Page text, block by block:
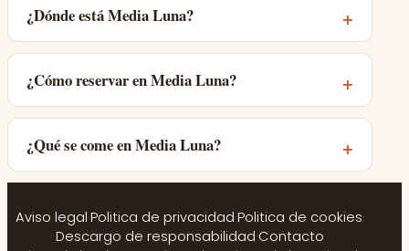
¿Dónde está Media Luna?
¿Cómo reservar en Media Luna?
¿Qué se come en Media Luna?
Aviso legal·Politica de privacidad·Politica de cookies·
Descargo de responsabilidad·Contacto